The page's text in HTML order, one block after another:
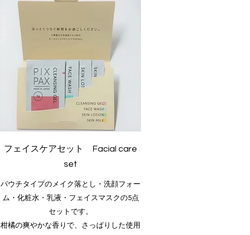
フェイスケアセット Facial care
set
パウチタイプのメイク落とし・洗顔フォー
ム・化粧水・乳液・フェイスマスクの5点
セットです。
柑橘の爽やかな香りで、さっぱりした使用